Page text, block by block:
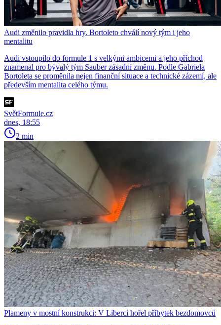
Audi změnilo pravidla hry. Bortoleto chválí nový tým i jeho
mentalitu
Audi vstoupilo do formule 1 s velkými ambicemi a jeho příchod
znamenal pro bývalý tým Sauber zásadní změnu. Podle Gabriela
Bortoleta se proměnila nejen finanční situace a technické zázemí, ale
především mentalita celého týmu.
SvětFormule.cz
dnes, 18:55
2 min
Plameny v mostní konstrukci: V Liberci hořel příbytek bezdomovců